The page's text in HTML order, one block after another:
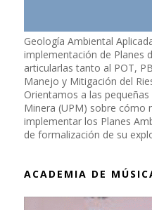
Geología Ambiental
implementación de Planes
articularlas tanto al POT,
Manejo y Mitigación del
Orientamos a las
Minera (UPM) sobre cómo
implementar los Planes
de formalización de su
ACADEMIA DE